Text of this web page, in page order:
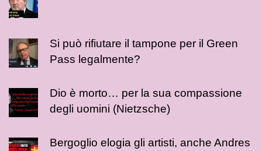
Si può rifiutare il tampone per il Green
Pass legalmente?
Dio è morto… per la sua compassione
degli uomini (Nietzsche)
Bergoglio elogia gli artisti, anche Andres